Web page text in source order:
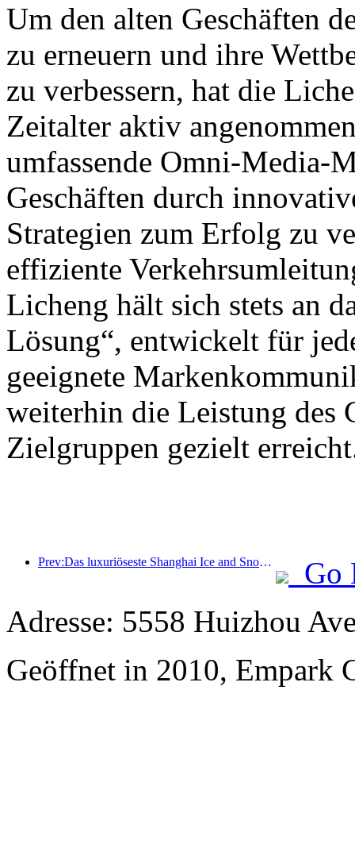
Um den alten Geschäften
zu erneuern und ihre
zu verbessern, hat die
Zeitalter aktiv
umfassende Omni-Media-
Geschäften durch
Strategien zum Erfolg zu
effiziente
Licheng hält sich stets an
Lösung“, entwickelt für
geeignete
weiterhin die Leistung des
Zielgruppen gezielt
Prev:Das luxuriöseste Shanghai Ice and Snow World Hotel wird enthüllt
Go
Adresse: 5558 Huizhou
Geöffnet in 2010, Empark